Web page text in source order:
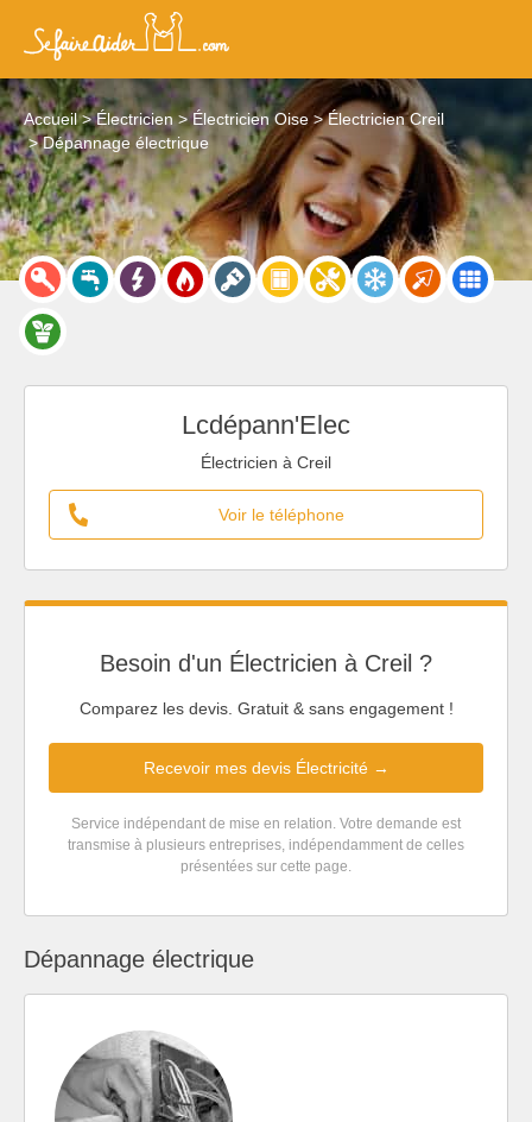
Accueil Électricien Électricien Oise
Électricien Creil
Dépannage électrique
Lcdépann'Elec
Électricien à Creil
Voir le téléphone
Besoin d'un Électricien à Creil ?
Comparez les devis. Gratuit & sans engagement !
Recevoir mes devis Électricité →
Service indépendant de mise en relation. Votre demande est
transmise à plusieurs entreprises, indépendamment de celles
présentées sur cette page.
Dépannage électrique